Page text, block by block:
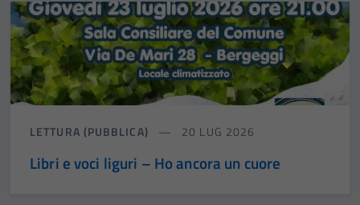
LETTURA (PUBBLICA) 20 LUG 2026
Libri e voci liguri – Ho ancora un cuore